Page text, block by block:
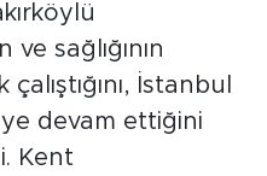
sağlığının
İstanbul
devam ettiğini
Kent